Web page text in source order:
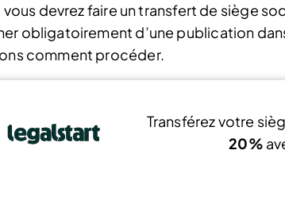
vous devrez faire un transfert de siège
obligatoirement d’une publication dans
comment procéder.
Transférez votre
20%